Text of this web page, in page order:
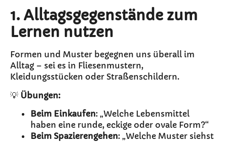
1. Alltagsgegenstände zum
Lernen nutzen
Formen und Muster begegnen uns überall im
Alltag – sei es in Fliesenmustern,
Kleidungsstücken oder Straßenschildern.
💡 Übungen:
Beim Einkaufen: „Welche Lebensmittel
haben eine runde, eckige oder ovale Form?“
Beim Spazierengehen: „Welche Muster siehst